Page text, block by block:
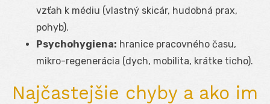
vzťah k médiu (vlastný skicár, hudobná prax,
pohyb).
Psychohygiena: hranice pracovného času,
mikro-regenerácia (dych, mobilita, krátke ticho).
Najčastejšie chyby a ako im